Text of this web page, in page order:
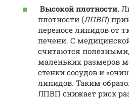
Высокой плотности.
плотности (ЛПВП)
переносе липидов от
печени. С
считаются полезными,
маленьких размеров
стенки сосудов и
липидов. Таким
ЛПВП снижает риск